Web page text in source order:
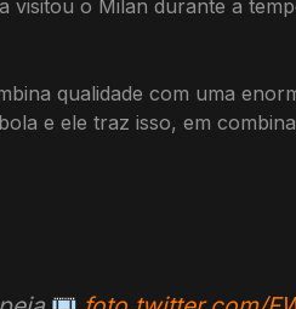
visitou o Milan durante a
qualidade com uma
e ele traz isso, em